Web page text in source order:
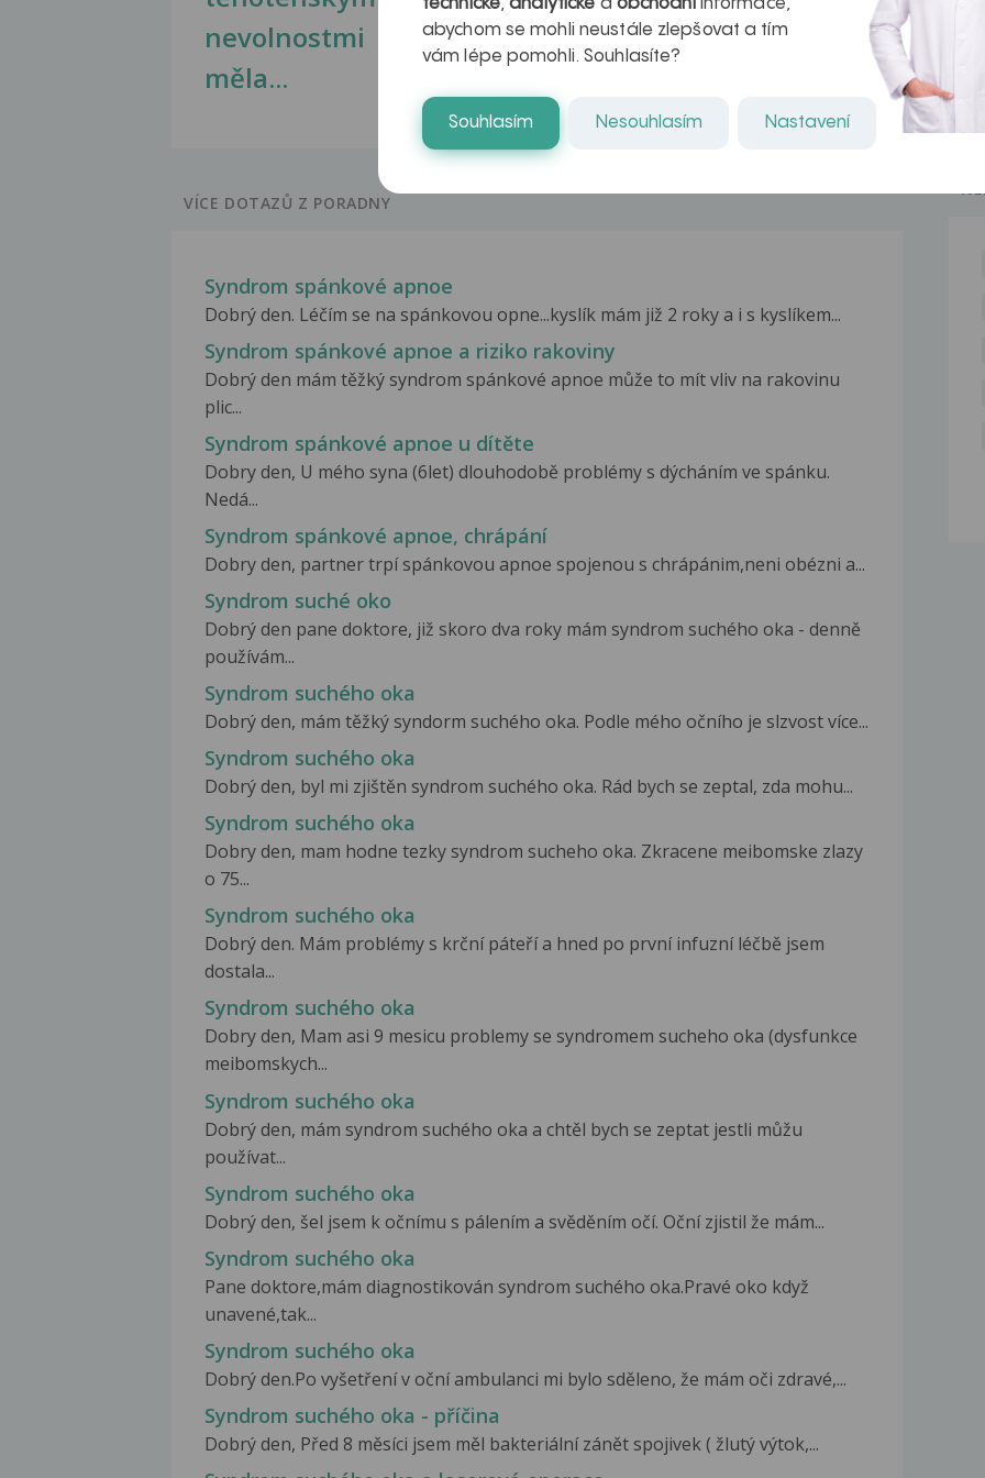
nevolnostmi
měla...
naděje pro ty,
VÍCE DOTAZŮ Z PORADNY
Syndrom spánkové apnoe
Dobrý den. Léčím se na spánkovou opne...kyslík mám již 2 roky a i s kyslíkem...
Syndrom spánkové apnoe a riziko rakoviny
Dobrý den mám těžký syndrom spánkové apnoe může to mít vliv na rakovinu
plic...
Syndrom spánkové apnoe u dítěte
Dobry den, U mého syna (6let) dlouhodobě problémy s dýcháním ve spánku.
Nedá...
Syndrom spánkové apnoe, chrápání
Dobry den, partner trpí spánkovou apnoe spojenou s chrápánim,neni obézni a...
Syndrom suché oko
Dobrý den pane doktore, již skoro dva roky mám syndrom suchého oka - denně
používám...
Syndrom suchého oka
Dobrý den, mám těžký syndorm suchého oka. Podle mého očního je slzvost více...
Syndrom suchého oka
Dobrý den, byl mi zjištěn syndrom suchého oka. Rád bych se zeptal, zda mohu...
Syndrom suchého oka
Dobry den, mam hodne tezky syndrom sucheho oka. Zkracene meibomske zlazy
o 75...
Syndrom suchého oka
Dobrý den. Mám problémy s krční páteří a hned po první infuzní léčbě jsem
dostala...
Syndrom suchého oka
Dobry den, Mam asi 9 mesicu problemy se syndromem sucheho oka (dysfunkce
meibomskych...
Syndrom suchého oka
Dobrý den, mám syndrom suchého oka a chtěl bych se zeptat jestli můžu
používat...
Syndrom suchého oka
Dobrý den, šel jsem k očnímu s pálením a svěděním očí. Oční zjistil že mám...
Syndrom suchého oka
Pane doktore,mám diagnostikován syndrom suchého oka.Pravé oko když
unavené,tak...
Syndrom suchého oka
Dobrý den.Po vyšetření v oční ambulanci mi bylo sděleno, že mám oči zdravé,...
Syndrom suchého oka - příčina
Dobrý den, Před 8 měsíci jsem měl bakteriální zánět spojivek ( žlutý výtok,...
technické,analytické a obchodníinformace,
abychom se mohli neustále zlepšovat a tím
vám lépe pomohli. Souhlasíte?
Souhlasím Nesouhlasím Nastavení